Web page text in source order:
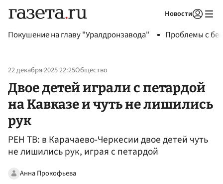
Новости
Покушение на главу "Уралдронзавода" Проблемы с
22 декабря 2025 22:25Общество
Двое детей играли с петардой
на Кавказе и чуть не лишились
рук
РЕН ТВ: в Карачаево-Черкесии двое детей чуть
не лишились рук, играя с петардой
Анна Прокофьева